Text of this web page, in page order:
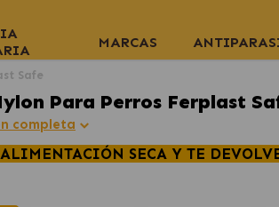
MARCAS
Safe
Para Perros Ferplast
completa
SECA Y TE